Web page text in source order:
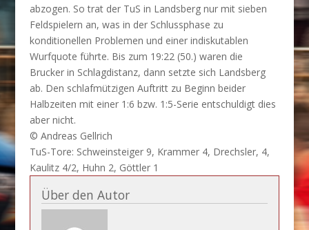
abzogen. So trat der TuS in Landsberg nur mit sieben
Feldspielern an, was in der Schlussphase zu
konditionellen Problemen und einer indiskutablen
Wurfquote führte. Bis zum 19:22 (50.) waren die
Brucker in Schlagdistanz, dann setzte sich Landsberg
ab. Den schlafmützigen Auftritt zu Beginn beider
Halbzeiten mit einer 1:6 bzw. 1:5-Serie entschuldigt dies
aber nicht.
© Andreas Gellrich
TuS-Tore: Schweinsteiger 9, Krammer 4, Drechsler, 4,
Kaulitz 4/2, Huhn 2, Göttler 1
Über den Autor